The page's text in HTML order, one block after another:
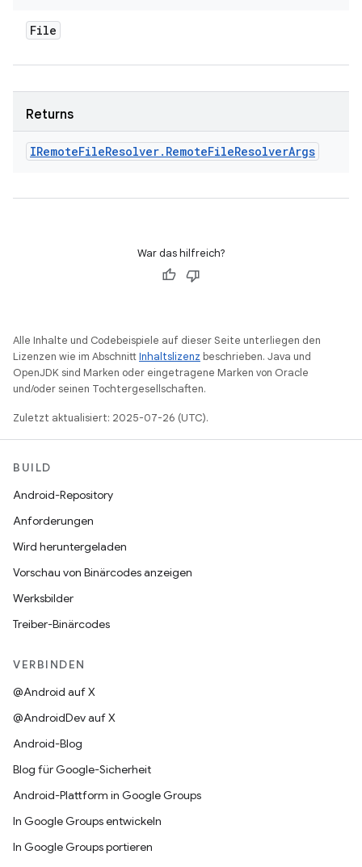
File
Returns
IRemoteFileResolver. RemoteFileResolverArgs
War das hilfreich?
Alle Inhalte und Codebeispiele auf dieser Seite unterliegen den
Lizenzen wie im AbschnittInhaltslizenz beschrieben. Java und
OpenJDK sind Marken oder eingetragene Marken von Oracle
und/oder seinen Tochtergesellschaften.
Zuletzt aktualisiert: 2025-07-26 (UTC).
BUILD
Android-Repository
Anforderungen
Wird heruntergeladen
Vorschau von Binärcodes anzeigen
Werksbilder
Treiber-Binärcodes
VERBINDEN
@Android auf X
@AndroidDev auf X
Android-Blog
Blog für Google-Sicherheit
Android-Plattform in Google Groups
In Google Groups entwickeln
In Google Groups portieren